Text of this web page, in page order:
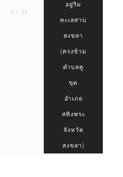
5 / 39
อยู่ริม
ทะเลสาบ
สงขลา
(ครงข้าม
ตำบลคู
ขุด
อำเภอ
สทิงพระ
จังหวัด
สงขลา)